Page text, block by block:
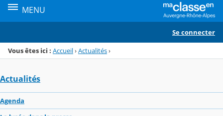
MENU
Se connecter
Vous êtes ici : Accueil›Actualités›
Actualités
Agenda